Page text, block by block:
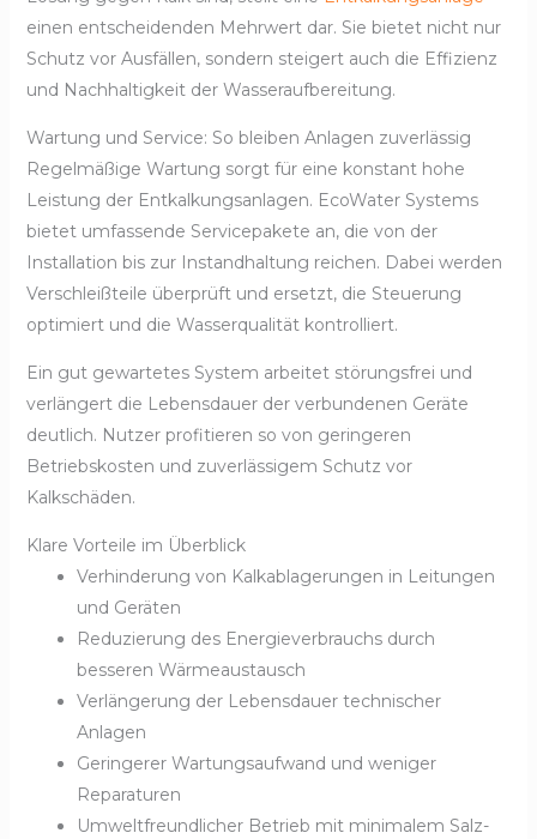
einen entscheidenden Mehrwert dar. Sie bietet nicht nur
Schutz vor Ausfällen, sondern steigert auch die Effizienz
und Nachhaltigkeit der Wasseraufbereitung.
Wartung und Service: So bleiben Anlagen zuverlässig
Regelmäßige Wartung sorgt für eine konstant hohe
Leistung der Entkalkungsanlagen. EcoWater Systems
bietet umfassende Servicepakete an, die von der
Installation bis zur Instandhaltung reichen. Dabei werden
Verschleißteile überprüft und ersetzt, die Steuerung
optimiert und die Wasserqualität kontrolliert.
Ein gut gewartetes System arbeitet störungsfrei und
verlängert die Lebensdauer der verbundenen Geräte
deutlich. Nutzer profitieren so von geringeren
Betriebskosten und zuverlässigem Schutz vor
Kalkschäden.
Klare Vorteile im Überblick
Verhinderung von Kalkablagerungen in Leitungen
und Geräten
Reduzierung des Energieverbrauchs durch
besseren Wärmeaustausch
Verlängerung der Lebensdauer technischer
Anlagen
Geringerer Wartungsaufwand und weniger
Reparaturen
Umweltfreundlicher Betrieb mit minimalem Salz-